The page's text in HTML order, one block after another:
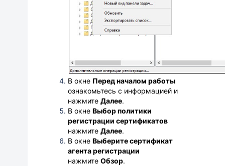
В окне Перед началом работы
ознакомьтесь с информацией и
нажмите Далее.
В окне Выбор политики
регистрации сертификатов
нажмите Далее.
В окне Выберите сертификат
агента регистрации
нажмите Обзор.